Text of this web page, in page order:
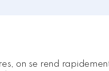
on se rend